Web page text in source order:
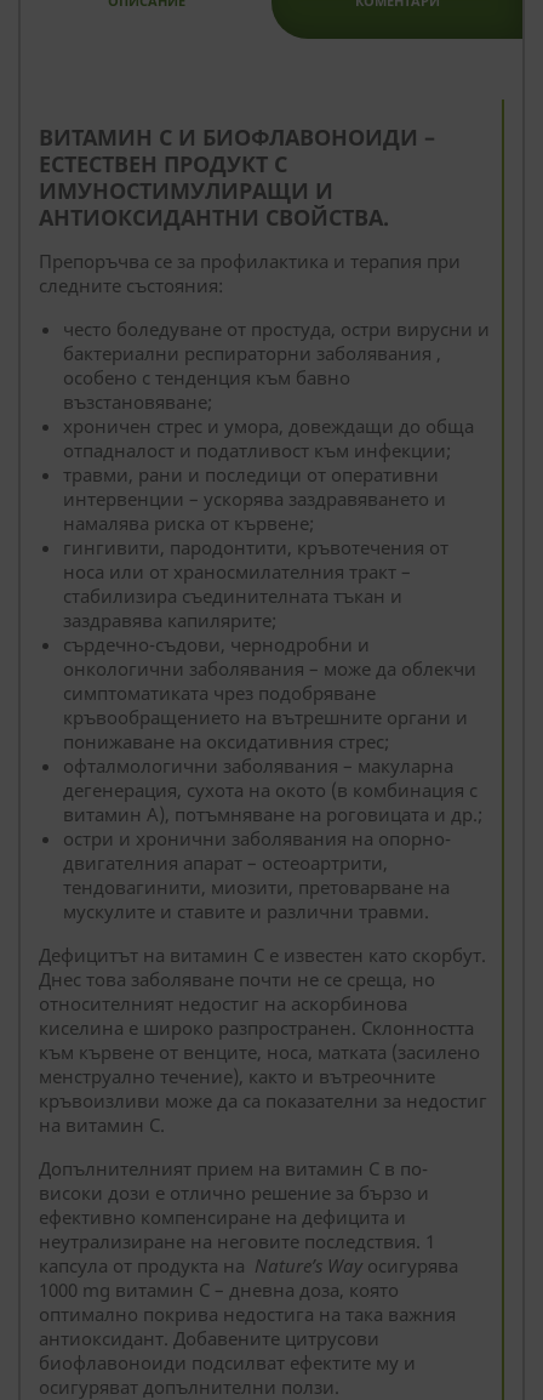
ВИТАМИН С И БИОФЛАВОНОИДИ –
ЕСТЕСТВЕН ПРОДУКТ С
ИМУНОСТИМУЛИРАЩИ И
АНТИОКСИДАНТНИ СВОЙСТВА.
Препоръчва се за профилактика и терапия при
следните състояния:
често боледуване от простуда, остри вирусни и
бактериални респираторни заболявания ,
особено с тенденция към бавно
възстановяване;
хроничен стрес и умора, довеждащи до обща
отпадналост и податливост към инфекции;
травми, рани и последици от оперативни
интервенции – ускорява заздравяването и
намалява риска от кървене;
гингивити, пародонтити, кръвотечения от
носа или от храносмилателния тракт –
стабилизира съединителната тъкан и
заздравява капилярите;
сърдечно-съдови, чернодробни и
онкологични заболявания – може да облекчи
симптоматиката чрез подобряване
кръвообращението на вътрешните органи и
понижаване на оксидативния стрес;
офталмологични заболявания – макуларна
дегенерация, сухота на окото (в комбинация с
витамин А), потъмняване на роговицата и др.;
остри и хронични заболявания на опорно-
двигателния апарат – остеоартрити,
тендовагинити, миозити, претоварване на
мускулите и ставите и различни травми.
Дефицитът на витамин С е известен като скорбут.
Днес това заболяване почти не се среща, но
относителният недостиг на аскорбинова
киселина е широко разпространен. Склонността
към кървене от венците, носа, матката (засилено
менструално течение), както и вътреочните
кръвоизливи може да са показателни за недостиг
на витамин С.
Допълнителният прием на витамин С в по-
високи дози е отлично решение за бързо и
ефективно компенсиране на дефицита и
неутрализиране на неговите последствия. 1
капсула от продукта на Nature’s Way осигурява
1000 mg витамин С – дневна доза, която
оптимално покрива недостига на така важния
антиоксидант. Добавените цитрусови
биофлавоноиди подсилват ефектите му и
осигуряват допълнителни ползи.